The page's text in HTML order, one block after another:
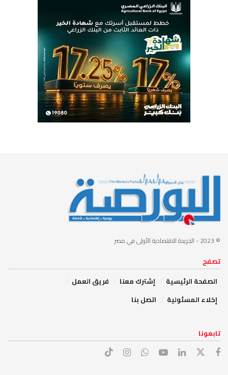
© 2023 - الجريدة الاقتصادية الأولى في مصر
تصفح
الصفحة الرئيسية
إشترك معنا
فريق العمل
إخلاء المسئولية
اتصل بنا
تابعونا